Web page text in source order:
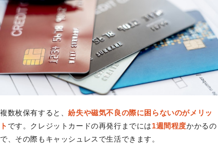
複数枚保有すると、紛失や磁気不良の際に困らないのがメリッ
ト です。クレジットカードの再発行までには1週間程度かかるの
で、その際もキャッシュレスで生活できます。